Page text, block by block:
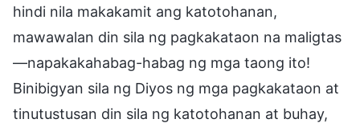
hindi nila makakamit ang katotohanan,
mawawalan din sila ng pagkakataon na maligtas
—napakakahabag-habag ng mga taong ito!
Binibigyan sila ng Diyos ng mga pagkakataon at
tinutustusan din sila ng katotohanan at buhay,